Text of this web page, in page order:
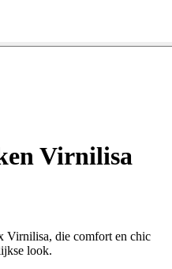
Virnilisa
Virnilisa, die comfort en chic
look.